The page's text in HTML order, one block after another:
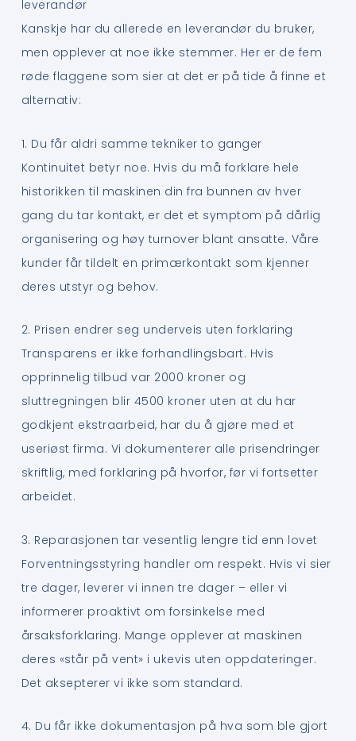
leverandør
Kanskje har du allerede en leverandør du bruker,
men opplever at noe ikke stemmer. Her er de fem
røde flaggene som sier at det er på tide å finne et
alternativ:
1. Du får aldri samme tekniker to ganger
Kontinuitet betyr noe. Hvis du må forklare hele
historikken til maskinen din fra bunnen av hver
gang du tar kontakt, er det et symptom på dårlig
organisering og høy turnover blant ansatte. Våre
kunder får tildelt en primærkontakt som kjenner
deres utstyr og behov.
2. Prisen endrer seg underveis uten forklaring
Transparens er ikke forhandlingsbart. Hvis
opprinnelig tilbud var 2000 kroner og
sluttregningen blir 4500 kroner uten at du har
godkjent ekstraarbeid, har du å gjøre med et
useriøst firma. Vi dokumenterer alle prisendringer
skriftlig, med forklaring på hvorfor, før vi fortsetter
arbeidet.
3. Reparasjonen tar vesentlig lengre tid enn lovet
Forventningsstyring handler om respekt. Hvis vi sier
tre dager, leverer vi innen tre dager – eller vi
informerer proaktivt om forsinkelse med
årsaksforklaring. Mange opplever at maskinen
deres «står på vent» i ukevis uten oppdateringer.
Det aksepterer vi ikke som standard.
4. Du får ikke dokumentasjon på hva som ble gjort